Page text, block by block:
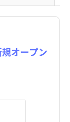
オープン